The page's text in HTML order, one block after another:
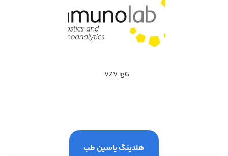
VZV IgG
هلدینگ یاسین طب